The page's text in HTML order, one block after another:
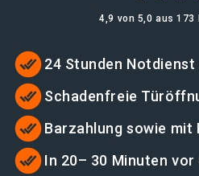
4,9 von 5,0 aus 173
24 Stunden Notdienst
Schadenfreie
Barzahlung sowie mit
In 20– 30 Minuten vor